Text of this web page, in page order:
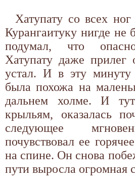
Хатупату со всех
Курангаитуку нигде не
подумал, что
Хатупату даже прилег
устал. И в эту
была похожа на
дальнем холме. И
крыльям, оказалась
следующее
почувствовал ее
на спине. Он снова
пути выросла огромная